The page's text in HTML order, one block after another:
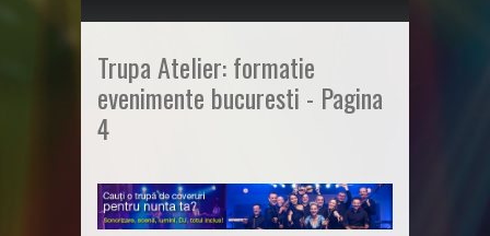
Trupa Atelier: formatie
evenimente bucuresti - Pagina
4